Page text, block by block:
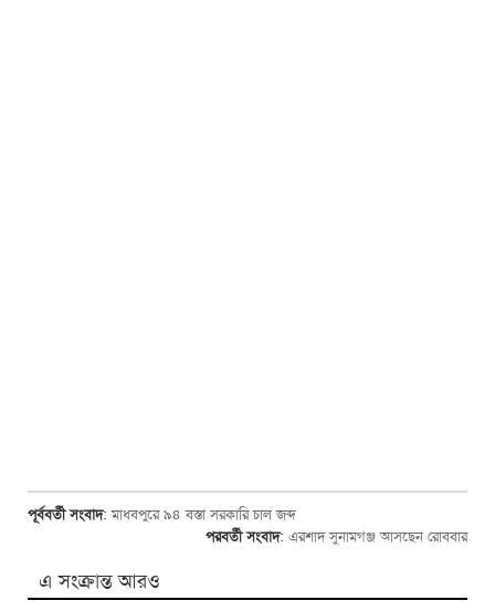
পূর্ববর্তী সংবাদ:মাধবপুরে ৯৪ বস্তা সরকারি চাল জব্দ
পরবর্তী সংবাদ: এরশাদ সুনামগঞ্জ আসছেন রোববার
এ সংক্রান্ত আরও